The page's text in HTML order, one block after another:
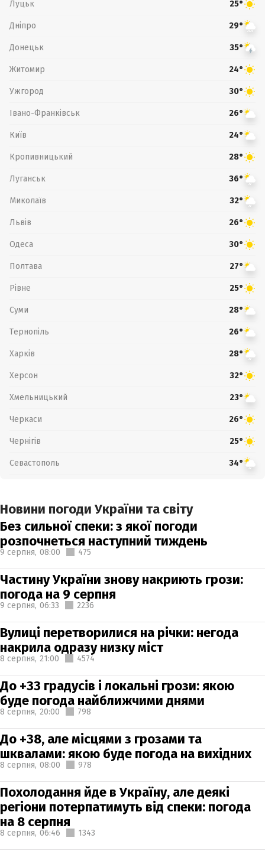
Луцьк 25°
Дніпро 29°
Донецьк 35°
Житомир 24°
Ужгород 30°
Івано-Франківськ 26°
Київ 24°
Кропивницький 28°
Луганськ 36°
Миколаїв 32°
Львів 26°
Одеса 30°
Полтава 27°
Рівне 25°
Суми 28°
Тернопіль 26°
Харків 28°
Херсон 32°
Хмельницький 23°
Черкаси 26°
Чернігів 25°
Севастополь 34°
Новини погоди України та світу
Без сильної спеки: з якої погоди
розпочнеться наступний тиждень
9 серпня, 08:00 475
Частину України знову накриють грози:
погода на 9 серпня
9 серпня, 06:33 2236
Вулиці перетворилися на річки: негода
накрила одразу низку міст
8 серпня, 21:00 4574
До +33 градусів і локальні грози: якою
буде погода найближчими днями
8 серпня, 20:00 798
До +38, але місцями з грозами та
шквалами: якою буде погода на вихідних
8 серпня, 08:00 978
Похолодання йде в Україну, але деякі
регіони потерпатимуть від спеки: погода
на 8 серпня
8 серпня, 06:46 1343